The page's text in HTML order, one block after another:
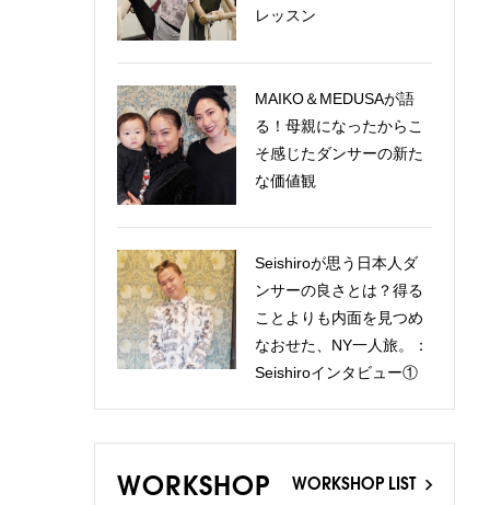
レッスン
MAIKO＆MEDUSAが語
る！母親になったからこ
そ感じたダンサーの新た
な価値観
Seishiroが思う日本人ダ
ンサーの良さとは？得る
ことよりも内面を見つめ
なおせた、NY一人旅。：
Seishiroインタビュー①
WORKSHOP WORKSHOP LIST